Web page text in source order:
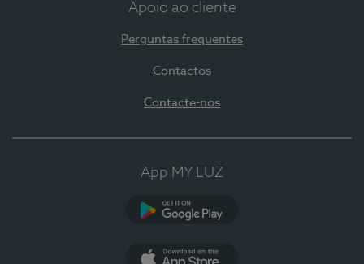
Apoio ao cliente
Perguntas frequentes
Contactos
Contacte-nos
App MY LUZ